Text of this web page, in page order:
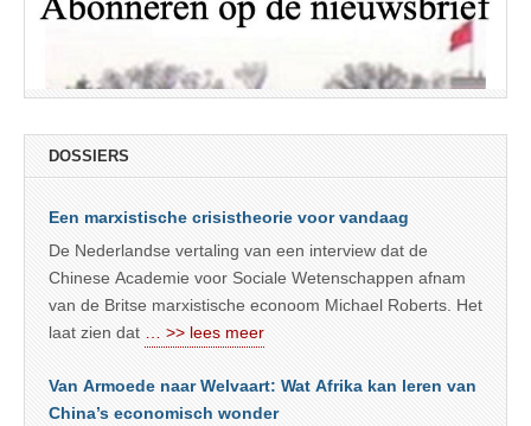
DOSSIERS
Een marxistische crisistheorie voor vandaag
De Nederlandse vertaling van een interview dat de
Chinese Academie voor Sociale Wetenschappen afnam
van de Britse marxistische econoom Michael Roberts. Het
laat zien dat
… >> lees meer
Van Armoede naar Welvaart: Wat Afrika kan leren van
China’s economisch wonder